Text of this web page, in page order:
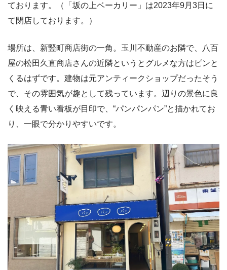
ております。（「坂の上ベーカリー」は2023年9月3日に
て閉店しております。）
場所は、新竪町商店街の一角。玉川不動産のお隣で、八百
屋の松田久直商店さんの近隣というとグルメな方はピンと
くるはずです。建物は元アンティークショップだったそう
で、その雰囲気が趣として残っています。辺りの景色に良
く映える青い看板が目印で、“パンパンパン”と描かれてお
り、一眼で分かりやすいです。